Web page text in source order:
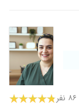
۸۶ نفر